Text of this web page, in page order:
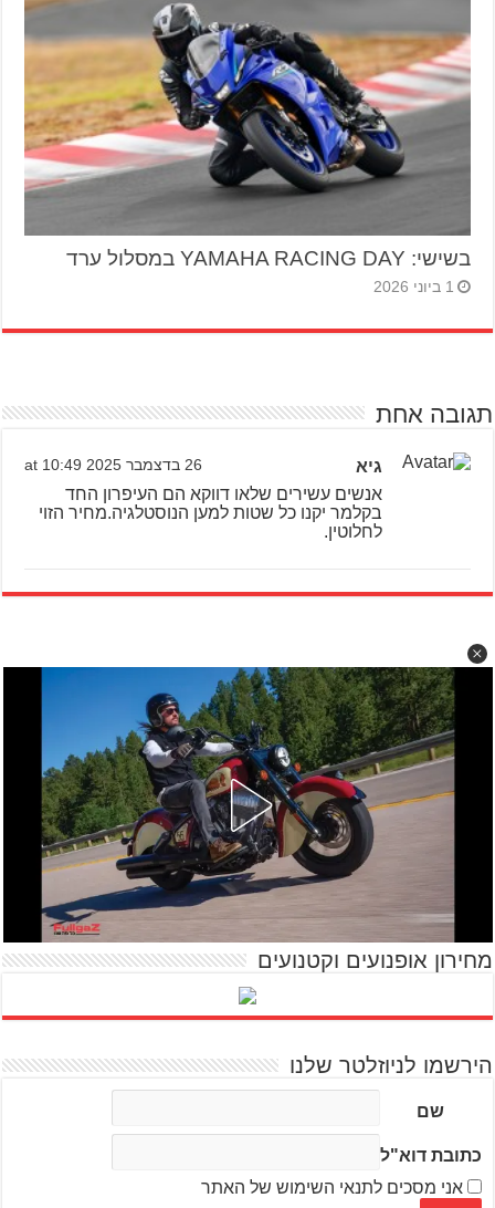
בשישי: YAMAHA RACING DAY במסלול ערד
1 ביוני 2026
תגובה אחת
גיא 26 בדצמבר 2025 at 10:49
אנשים עשירים שלאו דווקא הם העיפרון החד
בקלמר יקנו כל שטות למען הנוסטלגיה.מחיר הזוי
לחלוטין.
מחירון אופנועים וקטנועים
הירשמו לניוזלטר שלנו
שם
כתובת דוא"ל
אני מסכים לתנאי השימוש של האתר